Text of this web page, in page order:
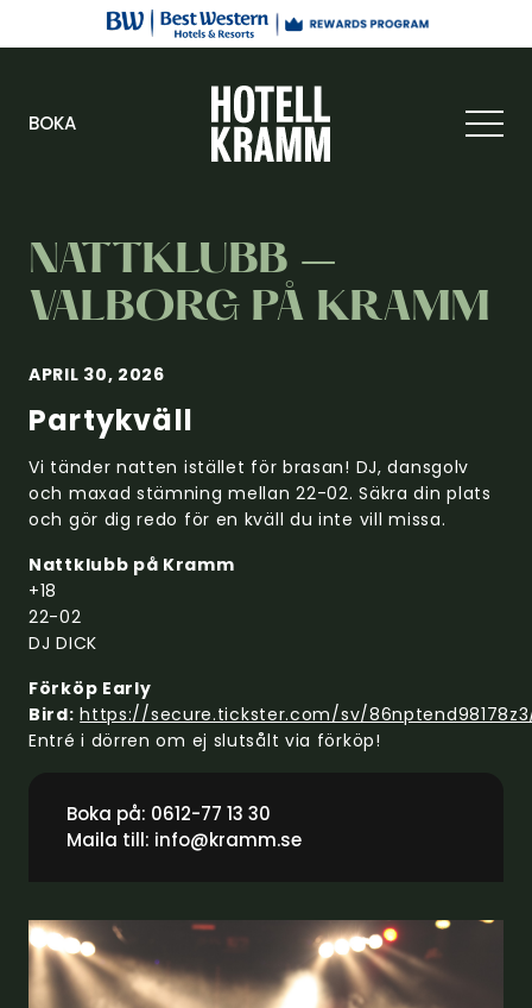
BOKA
NATTKLUBB –
VALBORG PÅ KRAMM
APRIL 30, 2026
Partykväll
Vi tänder natten istället för brasan! DJ, dansgolv
och maxad stämning mellan 22-02. Säkra din plats
och gör dig redo för en kväll du inte vill missa.
Nattklubb på Kramm
+18
22-02
DJ DICK
Förköp Early
Bird: https://secure.tickster.com/sv/
Entré i dörren om ej slutsålt via förköp!
Boka på: 0612-77 13 30
Maila till: info@kramm.se